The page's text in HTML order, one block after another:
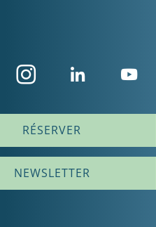
RÉSERVER
NEWSLETTER